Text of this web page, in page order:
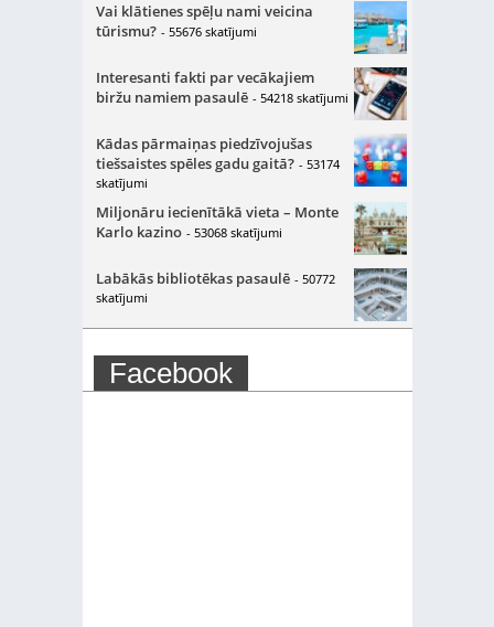
Vai klātienes spēļu nami veicina
tūrismu? - 55676 skatījumi
Interesanti fakti par vecākajiem
biržu namiem pasaulē - 54218 skatījumi
Kādas pārmaiņas piedzīvojušas
tiešsaistes spēles gadu gaitā? - 53174
skatījumi
Miljonāru iecienītākā vieta – Monte
Karlo kazino - 53068 skatījumi
Labākās bibliotēkas pasaulē - 50772
skatījumi
Facebook